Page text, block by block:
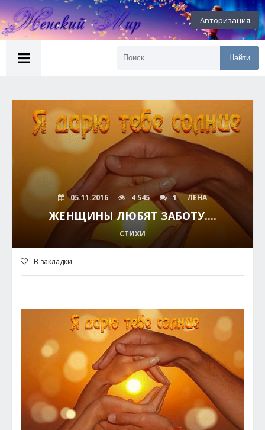
Авторизация
Найти
05.11.2016 4 545 1 ЛЕНА
ЖЕНЩИНЫ ЛЮБЯТ ЗАБОТУ....
СТИХИ
В закладки